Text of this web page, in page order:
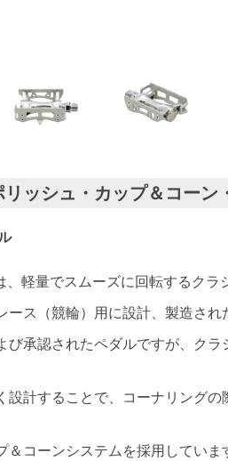
リッシュ・カップ＆コーン
、軽量でスムーズに回転するクラ
ース（競輪）用に設計、製造され
び承認されたペダルですが、ク
設計することで、コーナリング
コーンシステムを採用していま